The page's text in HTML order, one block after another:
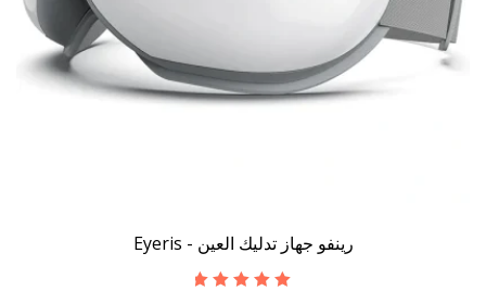
رينفو جهاز تدليك العين - Eyeris